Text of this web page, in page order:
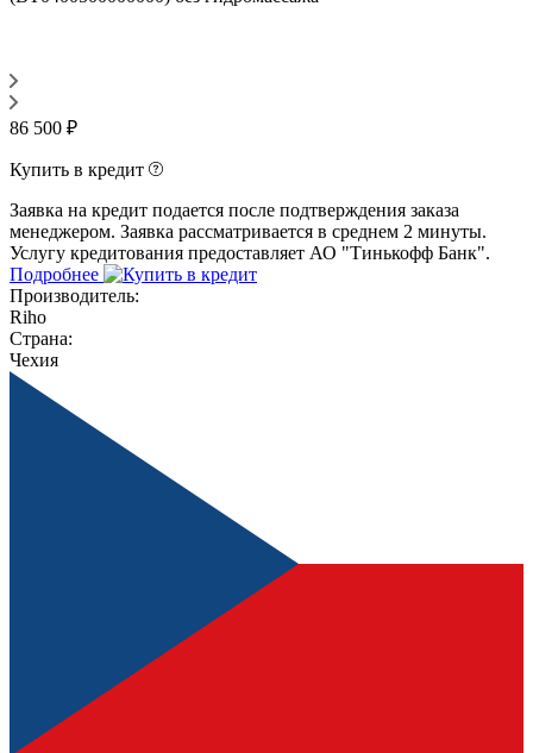
86 500 ₽
Купить в кредит
Заявка на кредит подается после подтверждения заказа
менеджером. Заявка рассматривается в среднем 2 минуты.
Услугу кредитования предоставляет АО "Тинькофф Банк".
Подробнее
Производитель:
Riho
Страна:
Чехия